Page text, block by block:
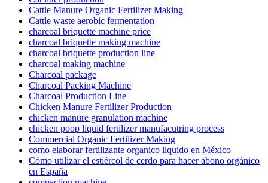
Cattle Manure Organic Fertilizer Making
Cattle waste aerobic fermentation
charcoal briquette machine price
charcoal briquette making machine
charcoal briquette production line
charcoal making machine
Charcoal package
Charcoal Packing Machine
Charcoal Production Line
Chicken Manure Fertilizer Production
chicken manure granulation machine
chicken poop liquid fertilizer manufacutring process
Commercial Organic Fertilizer Making
como elaborar fertilizante organico liquido en México
Cómo utilizar el estiércol de cerdo para hacer abono orgánico
en España